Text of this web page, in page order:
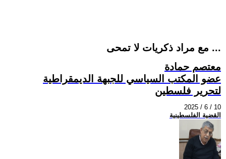
مع مراد ذكريات لا تمحى ...
معتصم حمادة
عضو المكتب السياسي للجبهة الديمقراطية
لتحرير فلسطين
2025 / 6 / 10
القضية الفلسطينية